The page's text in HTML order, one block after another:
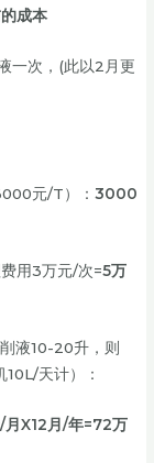
成本
一次，(此以2月更
元/T）：3000
用3万元/次=5万
液10-20升，则
天计）：
X12月/年=72万